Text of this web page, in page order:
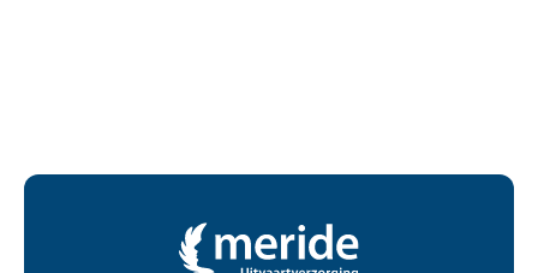
Contactgegevens en footer menu van Meride